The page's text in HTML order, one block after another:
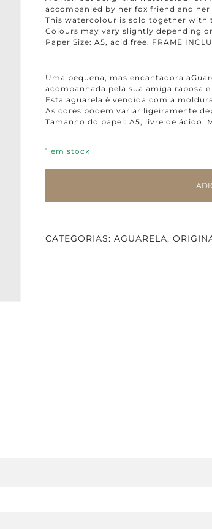
accompanied by her fox friend and
This watercolour is sold together with
Colours may vary slightly depending
Paper Size: A5, acid free. FRAME
Uma pequena, mas encantadora
acompanhada pela sua amiga raposa
Esta aguarela é vendida com a
As cores podem variar ligeiramente
Tamanho do papel: A5, livre de ácido.
1 em stock
CATEGORIAS: AGUARELA,